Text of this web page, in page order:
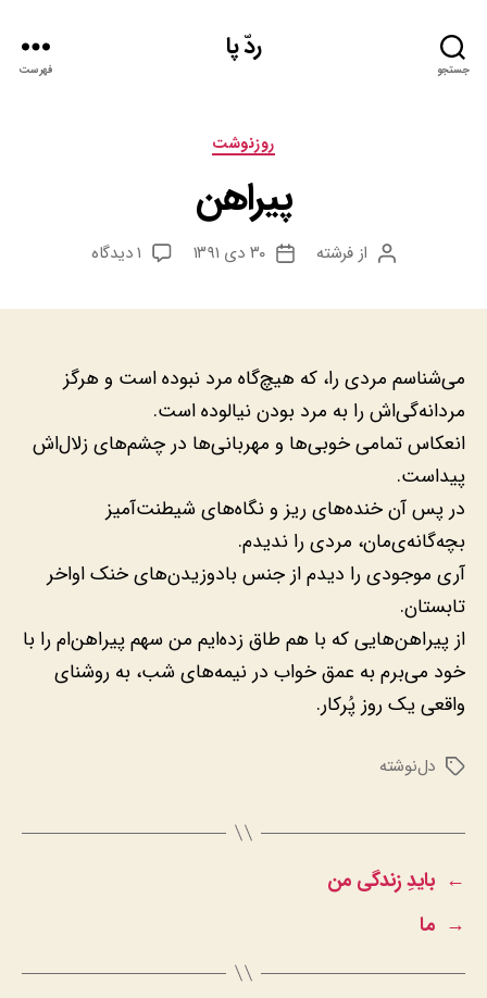
جستجو
ردّ پا
فهرست
دسته‌ها
روزنوشت
پیراهن‌
نویسنده
ازفرشته
تاریخ
۳۰ دی ۱۳۹۱ ۱ دیدگاه
برای
می‌شناسم مردی را‫،‬ که هیچ‌گاه مرد نبوده است و هرگز
مردانه‌گی‌اش را به مرد بودن نیالوده است.
انعکاس تمامی خوبی‌ها و مهربانی‌ها در چشم‌های زلال‌اش
پیداست.
در پس آن خنده‌های ریز و نگاه‌های شیطنت‌آمیز
بچه‌گانه‌ی‌مان‫،‬ مردی را ندیدم.
آری موجودی را دیدم از جنس بادوزیدن‌های خنک اواخر
تابستان.
از پیراهن‌هایی که با هم طاق زده‌ایم من سهم پیراهن‌ام را با
خود می‌برم به عمق خواب در نیمه‌های شب‫،‬ به روشنای
واقعی یک روز پُرکار.
برچسب‌ها
دل‌نوشته
← بایدِ زندگی من
→ ما